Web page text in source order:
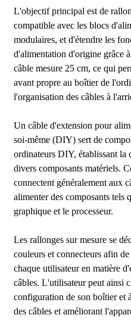
L'objectif principal est de
compatible avec les blocs
modulaires, et d'étendre les
d'alimentation d'origine grâce
câble mesure 25 cm, ce qui
avant propre au boîtier de
l'organisation des câbles à
Un câble d'extension pour
soi-même (DIY) sert de
ordinateurs DIY, établissant la
divers composants matériels.
connectent généralement aux
alimenter des composants tels
graphique et le processeur.
Les rallonges sur mesure se
couleurs et connecteurs afin
chaque utilisateur en matière
câbles. L'utilisateur peut ainsi
configuration de son boîtier et
des câbles et améliorant